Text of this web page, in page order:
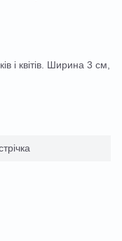
і квітів. Ширина 3 см,